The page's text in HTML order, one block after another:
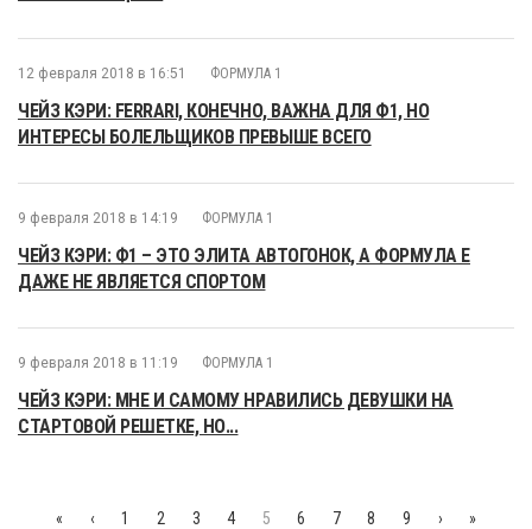
12 февраля 2018 в 16:51 ФОРМУЛА 1
ЧЕЙЗ КЭРИ: FERRARI, КОНЕЧНО, ВАЖНА ДЛЯ Ф1, НО
ИНТЕРЕСЫ БОЛЕЛЬЩИКОВ ПРЕВЫШЕ ВСЕГО
9 февраля 2018 в 14:19 ФОРМУЛА 1
ЧЕЙЗ КЭРИ: Ф1 – ЭТО ЭЛИТА АВТОГОНОК, А ФОРМУЛА E
ДАЖЕ НЕ ЯВЛЯЕТСЯ СПОРТОМ
9 февраля 2018 в 11:19 ФОРМУЛА 1
ЧЕЙЗ КЭРИ: МНЕ И САМОМУ НРАВИЛИСЬ ДЕВУШКИ НА
СТАРТОВОЙ РЕШЕТКЕ, НО...
« ‹ 1 2 3 4 5 6 7 8 9 › »